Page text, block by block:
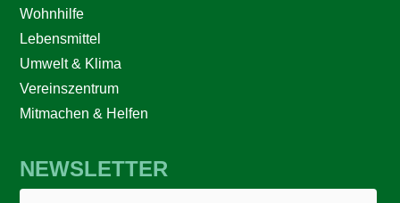
Wohnhilfe
Lebensmittel
Umwelt & Klima
Vereinszentrum
Mitmachen & Helfen
NEWSLETTER